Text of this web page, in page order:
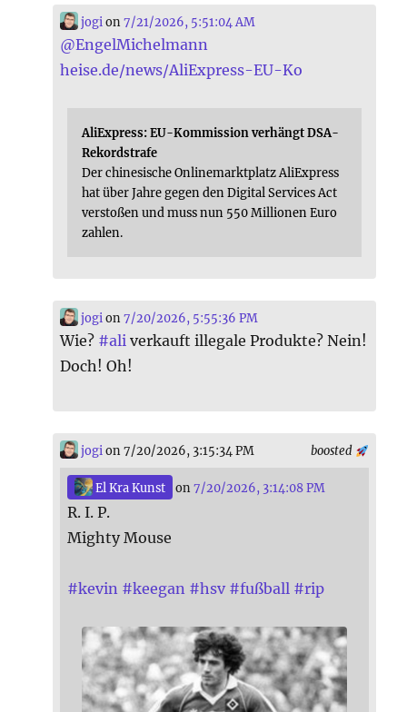
jogion7/21/2026, 5:51:04 AM
@EngelMichelmann
heise.de/news/AliExpress-EU-Ko
AliExpress: EU-Kommission verhängt DSA-
Rekordstrafe
Der chinesische Onlinemarktplatz AliExpress
hat über Jahre gegen den Digital Services Act
verstoßen und muss nun 550 Millionen Euro
zahlen.
jogion7/20/2026, 5:55:36 PM
Wie? #ali verkauft illegale Produkte? Nein!
Doch! Oh!
boosted
jogion 7/20/2026, 3:15:34 PM
El Kra Kunst on7/20/2026, 3:14:08 PM
R. I. P.
Mighty Mouse
#kevin #keegan #hsv #fußball #rip